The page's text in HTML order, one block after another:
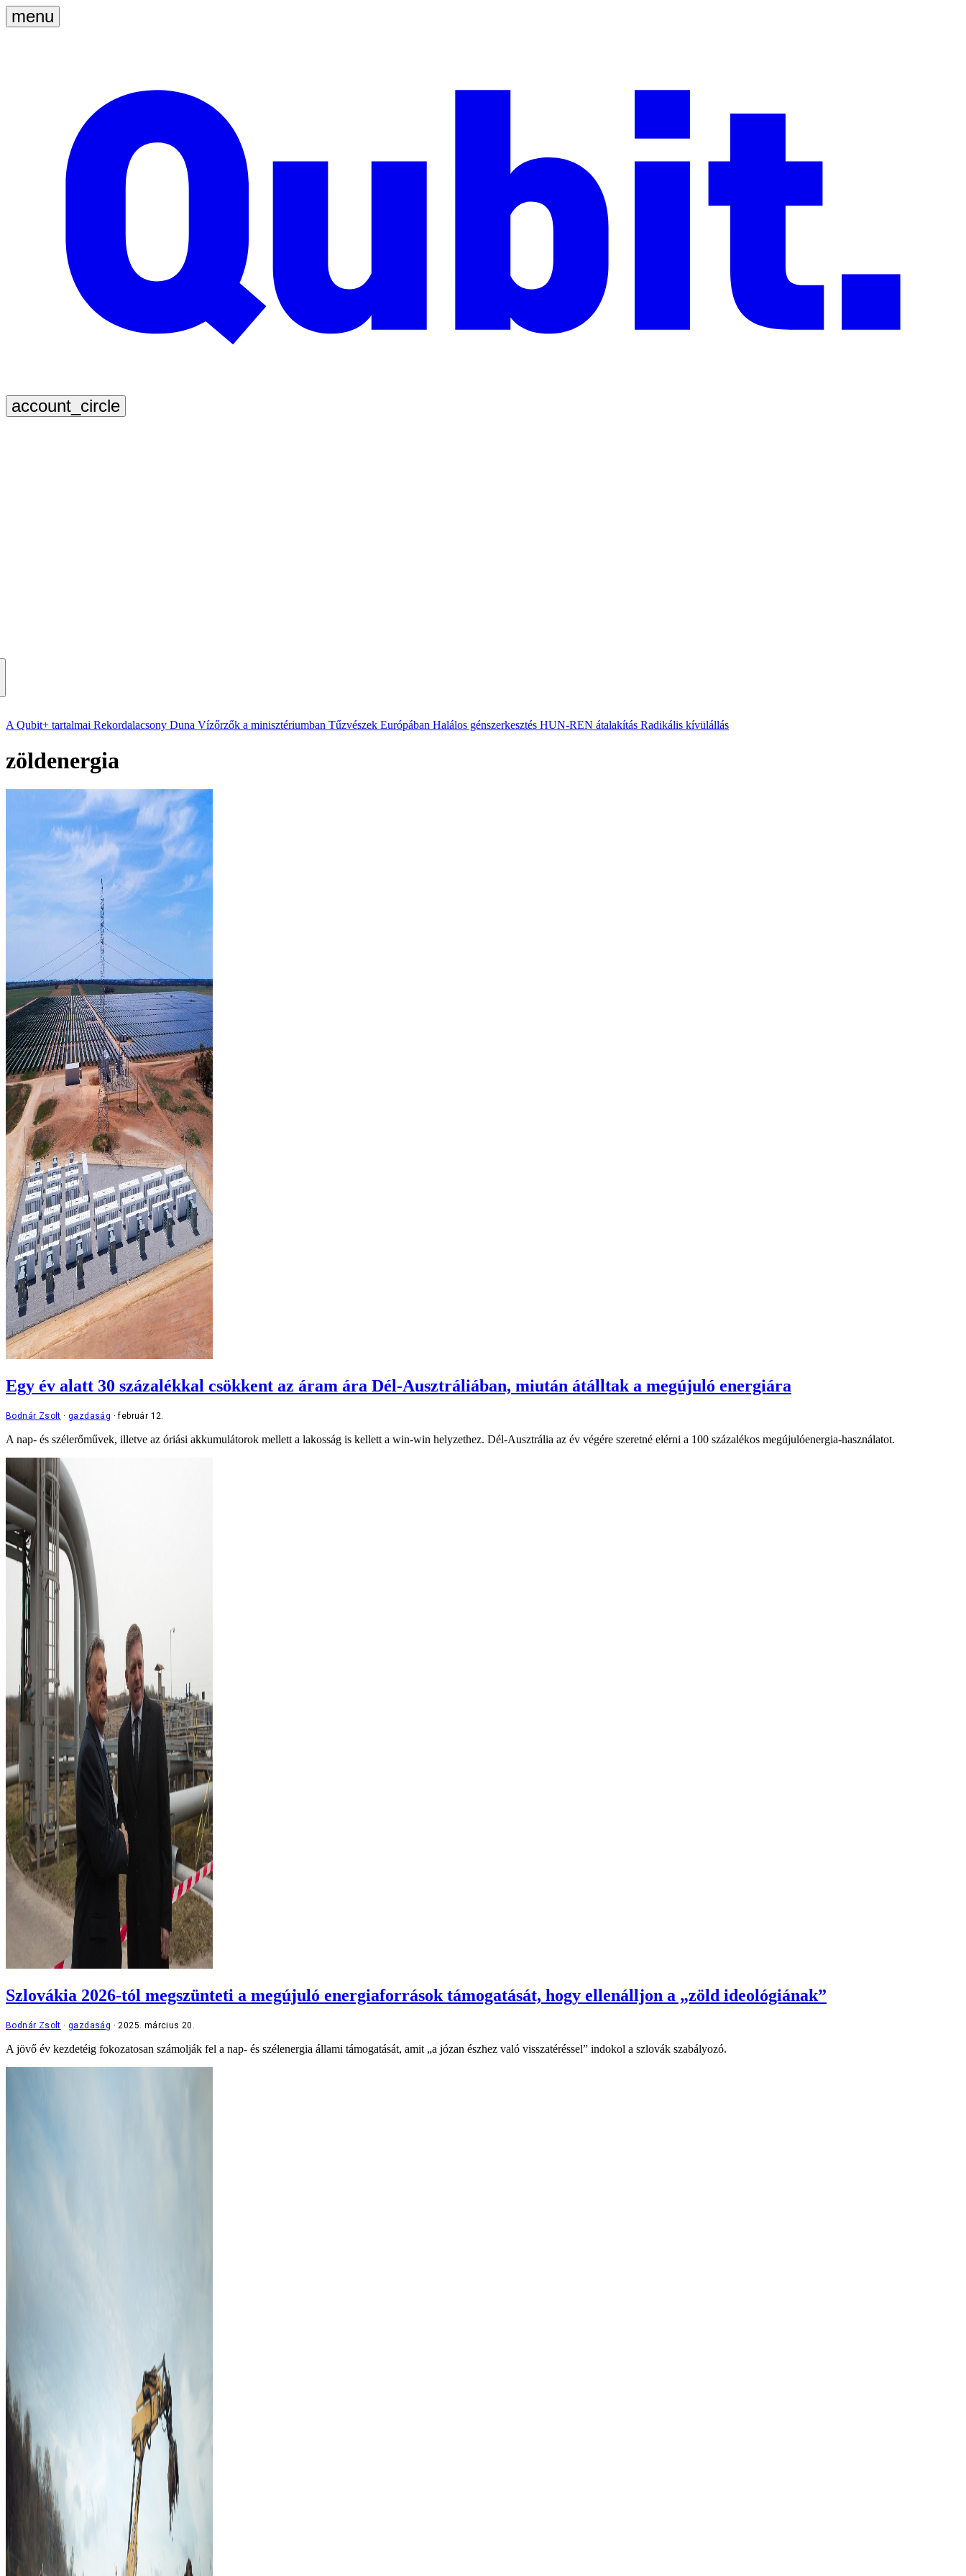
A Qubit+ tartalmai Rekordalacsony Duna Vízőrzők a minisztériumban Tűzvészek Európában Halálos génszerkesztés HUN-REN átalakítás Radikális kívülállás
zöldenergia
Egy év alatt 30 százalékkal csökkent az áram ára Dél-Ausztráliában, miután átálltak a megújuló energiára
Bodnár Zsolt gazdaság február 12.
A nap- és szélerőművek, illetve az óriási akkumulátorok mellett a lakosság is kellett a win-win helyzethez. Dél-Ausztrália az év végére szeretné elérni a 100 százalékos megújulóenergia-használatot.
Szlovákia 2026-tól megszünteti a megújuló energiaforrások támogatását, hogy ellenálljon a „zöld ideológiának”
Bodnár Zsolt gazdaság 2025. március 20.
A jövő év kezdetéig fokozatosan számolják fel a nap- és szélenergia állami támogatását, amit „a józan észhez való visszatéréssel” indokol a szlovák szabályozó.